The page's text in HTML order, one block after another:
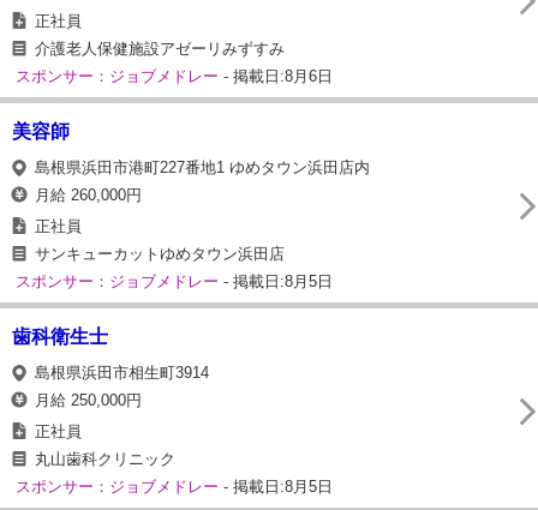
正社員
介護老人保健施設アゼーリみずすみ
スポンサー：ジョブメドレー - 掲載日:8月6日
美容師
島根県浜田市港町227番地1 ゆめタウン浜田店内
月給 260,000円
正社員
サンキューカットゆめタウン浜田店
スポンサー：ジョブメドレー - 掲載日:8月5日
歯科衛生士
島根県浜田市相生町3914
月給 250,000円
正社員
丸山歯科クリニック
スポンサー：ジョブメドレー - 掲載日:8月5日